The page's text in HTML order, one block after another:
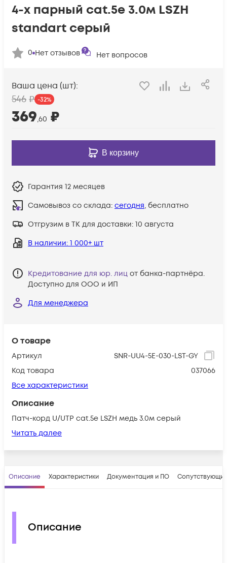
О товаре
Артикул
SNR-UU4-5E-030-LST-GY
Код товара
037066
Все характеристики
Описание
Патч-корд U/UTP cat.5e LSZH медь 3.0м серый
Читать далее
4-х парный cat.5e 3.0м LSZH
standart серый
0 Нет отзывов Нет вопросов
Ваша цена (шт):
546 ₽ -32%
369,60 ₽
В корзину
Гарантия 12 месяцев
Самовывоз со склада: сегодня, бесплатно
Отгрузим в ТК для доставки: 10 августа
В наличии: 1 000+ шт
Кредитование для юр. лиц от банка-партнёра.
Доступно для ООО и ИП
Для менеджера
Описание Характеристики Документация и ПО
Описание